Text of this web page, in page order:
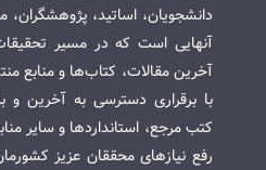
دانشجویان، اساتید،
آنهایی است که در مسیر
آخرین مقالات، کتاب‌ها و منابع
با برقراری دسترسی به آخرین و
کتب مرجع، استانداردها و سایر
رفع نیازهای محققان عزیز